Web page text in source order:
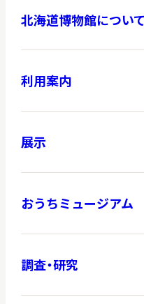
北海道博物館について
利用案内
展示
おうちミュージアム
調査・研究